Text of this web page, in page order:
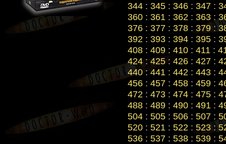
344: 345: 346: 347:
360: 361 : 362 : 363:
376: 377: 378: 379:
392 : 393: 394: 395:
408 : 409 : 410 : 411 :
424: 425: 426: 427:
440: 441 : 442 : 443:
456: 457: 458: 459:
472 : 473: 474: 475:
488: 489: 490: 491 :
504 : 505 : 506 : 507 :
520: 521 : 522 : 523:
536: 537: 538: 539: